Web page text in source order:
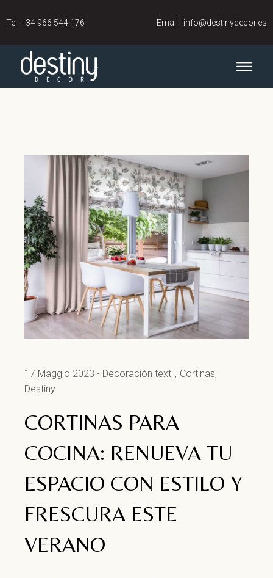
Tel. +34 966 544 176 Email: info@destinydecor.es
17 Maggio 2023 Decoración textil Cortinas
Destiny
CORTINAS PARA
COCINA: RENUEVA TU
ESPACIO CON ESTILO Y
FRESCURA ESTE
VERANO